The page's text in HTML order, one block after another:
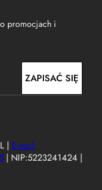
promocjach i
ZAPISAĆ SIĘ
| E-mail:
| NIP:5223241424 |